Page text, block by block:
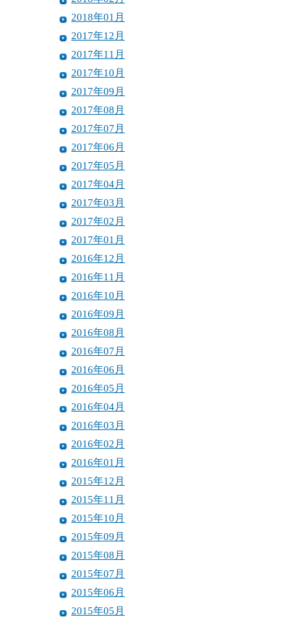
2018年01月
2017年12月
2017年11月
2017年10月
2017年09月
2017年08月
2017年07月
2017年06月
2017年05月
2017年04月
2017年03月
2017年02月
2017年01月
2016年12月
2016年11月
2016年10月
2016年09月
2016年08月
2016年07月
2016年06月
2016年05月
2016年04月
2016年03月
2016年02月
2016年01月
2015年12月
2015年11月
2015年10月
2015年09月
2015年08月
2015年07月
2015年06月
2015年05月